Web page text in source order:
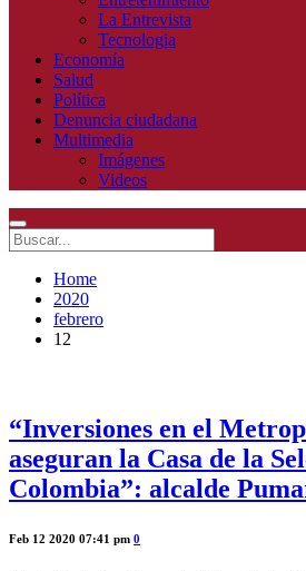
La Entrevista
Tecnologia
Economía
Salud
Política
Denuncia ciudadana
Multimedia
Imágenes
Videos
Home
2020
febrero
12
“Inversiones en el
aseguran la Casa de la
Colombia”: alcalde
Feb 12 2020 07:41 pm 0